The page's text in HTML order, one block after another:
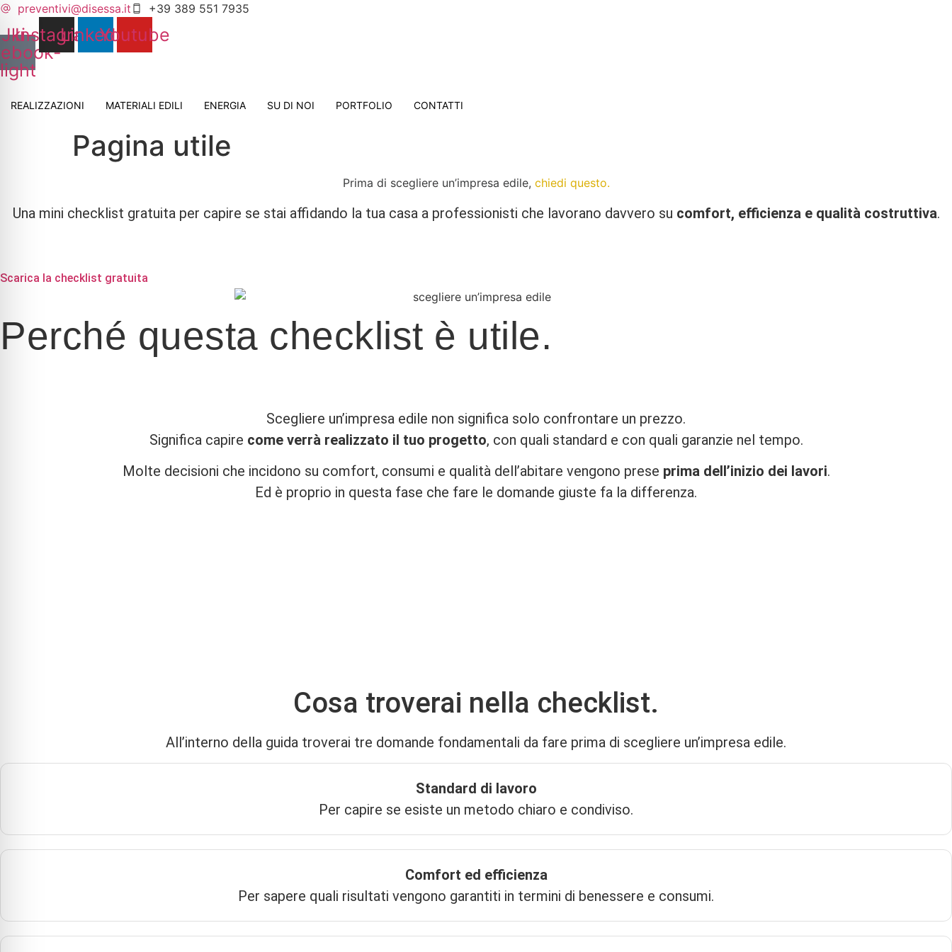
Vai
al
contenuto
preventivi@disessa.it +39 389 551 7935
Jki-
light
Instagram
LinkedinYoutube
REALIZZAZIONI MATERIALI EDILI ENERGIA SU DI NOI PORTFOLIO CONTATTI
Pagina utile
Prima di scegliere un’impresa edile, chiedi questo.
Una mini checklist gratuita per capire se stai affidando la tua casa a professionisti che lavorano davvero su comfort, efficienza e qualità costruttiva.
Scarica la checklist gratuita
Perché questa checklist è utile.
Scegliere un’impresa edile non significa solo confrontare un prezzo.
Significa capire come verrà realizzato il tuo progetto, con quali standard e con quali garanzie nel tempo.
Molte decisioni che incidono su comfort, consumi e qualità dell’abitare vengono prese prima dell’inizio dei lavori.
Ed è proprio in questa fase che fare le domande giuste fa la differenza.
Cosa troverai nella checklist.
All’interno della guida troverai tre domande fondamentali da fare prima di scegliere un’impresa edile.
Standard di lavoro
Per capire se esiste un metodo chiaro e condiviso.
Comfort ed efficienza
Per sapere quali risultati vengono garantiti in termini di benessere e consumi.